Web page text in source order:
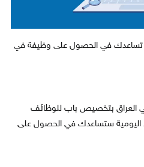
تساعدك في الحصول على وظيفة في
في العراق بتخصيص باب للوظائف
اليومية ستساعدك في الحصول على